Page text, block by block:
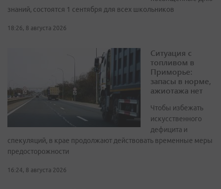
знаний, состоятся 1 сентября для всех школьников
18:26, 8 августа 2026
Ситуация с
топливом в
Приморье:
запасы в норме,
ажиотажа нет
Чтобы избежать
искусственного
дефицита и
спекуляций, в крае продолжают действовать временные меры
предосторожности
16:24, 8 августа 2026